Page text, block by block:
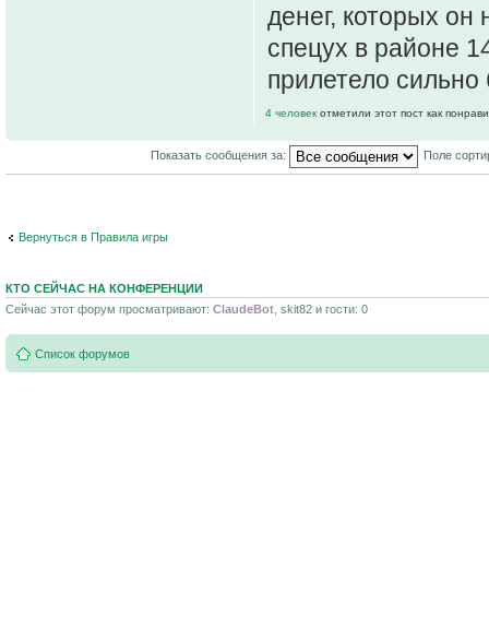
денег, которых он
спецух в районе
прилетело
4 человек отметили этот пост как
Показать сообщения за: Поле
Вернуться в Правила игры
КТО СЕЙЧАС НА КОНФЕРЕНЦИИ
Сейчас этот форум просматривают: ClaudeBot , skit82 и гости: 0
Список форумов